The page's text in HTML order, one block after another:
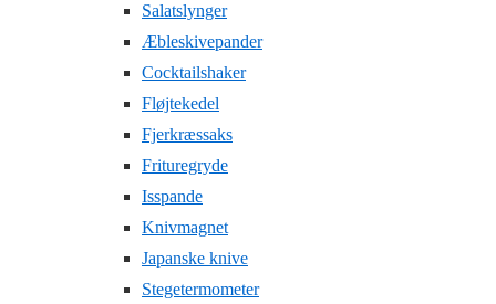
Salatslynger
Æbleskivepander
Cocktailshaker
Fløjtekedel
Fjerkræssaks
Frituregryde
Isspande
Knivmagnet
Japanske knive
Stegetermometer